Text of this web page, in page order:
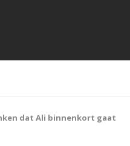
dat Ali binnenkort gaat